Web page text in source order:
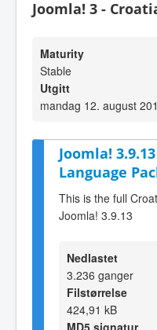
Joomla! 3 -
Maturity
Stable
Utgitt
mandag 12. august
Joomla!
Language
This is the full
Joomla! 3.9.13
Nedlastet
3.236 ganger
Filstørrelse
424,91 kB
MD5 signatur